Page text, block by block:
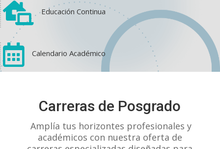
1 0
 Educación Continua
 Calendario Académico
Carreras de Posgrado
Amplía tus horizontes profesionales y
académicos con nuestra oferta de